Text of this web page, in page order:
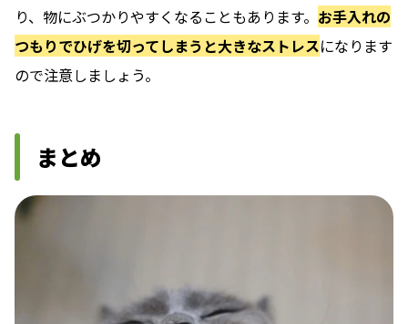
り、物にぶつかりやすくなることもあります。 お手入れの
つもりでひげを切ってしまうと大きなストレスになります
ので注意しましょう。
まとめ